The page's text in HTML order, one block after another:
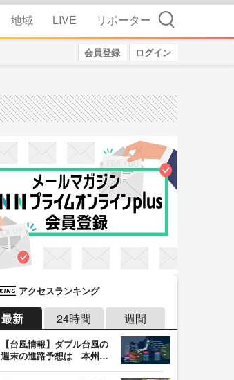
地域 LIVE リポーター 検索
会員登録 ログイン
アクセスランキング
最新 24時間 週間
【台風情報】ダブル台風の
週末の進路予想は 本州は